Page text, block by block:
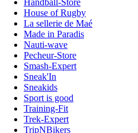
House of Rugby
La sellerie de Maé
Made in Paradis
Nauti-wave
Pecheur-Store
Smash-Expert
Sneak'In
Sneakids
Sport is good
Training-Fit
Trek-Expert
TripNBikers